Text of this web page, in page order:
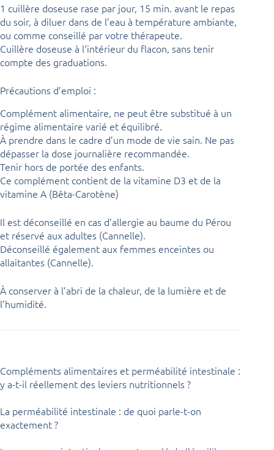
1 cuillère doseuse rase par jour, 15 min. avant le repas
du soir, à diluer dans de l’eau à température ambiante,
ou comme conseillé par votre thérapeute.
Cuillère doseuse à l‘intérieur du flacon, sans tenir
compte des graduations.
Précautions d’emploi :
Complément alimentaire, ne peut être substitué à un
régime alimentaire varié et équilibré.
À prendre dans le cadre d’un mode de vie sain. Ne pas
dépasser la dose journalière recommandée.
Tenir hors de portée des enfants.
Ce complément contient de la vitamine D3 et de la
vitamine A (Bêta-Carotène)
Il est déconseillé en cas d’allergie au baume du Pérou
et réservé aux adultes (Cannelle).
Déconseillé également aux femmes enceintes ou
allaitantes (Cannelle).
À conserver à l’abri de la chaleur, de la lumière et de
l’humidité.
Compléments alimentaires et perméabilité intestinale :
y a-t-il réellement des leviers nutritionnels ?
La perméabilité intestinale : de quoi parle-t-on
exactement ?